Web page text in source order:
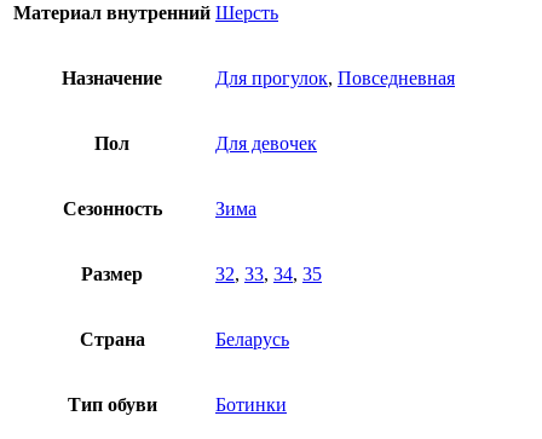
Материал внутренний Шерсть
Назначение Для прогулок, Повседневная
Пол Для девочек
Сезонность Зима
Размер 32, 33, 34, 35
Страна Беларусь
Тип обуви Ботинки